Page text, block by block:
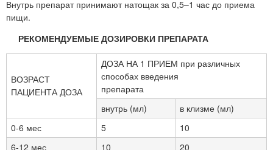
Внутрь препарат принимают натощак за 0,5–1 час до приема
пищи.
РЕКОМЕНДУЕМЫЕ ДОЗИРОВКИ ПРЕПАРАТА
ВОЗРАСТ
ПАЦИЕНТА ДОЗА
ДОЗА НА 1 ПРИЕМ при различных
способах введения
препарата
внутрь (мл)
в клизме (мл)
0-6 мес
5
10
6-12 мес
10 20